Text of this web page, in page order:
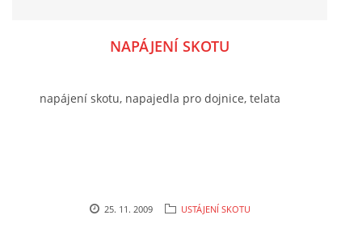
NAPÁJENÍ SKOTU
napájení skotu, napajedla pro dojnice, telata
25. 11. 2009 USTÁJENÍ SKOTU